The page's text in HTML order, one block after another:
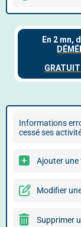
Informations
cessé ses
Ajouter une
Modifier
Supprimer